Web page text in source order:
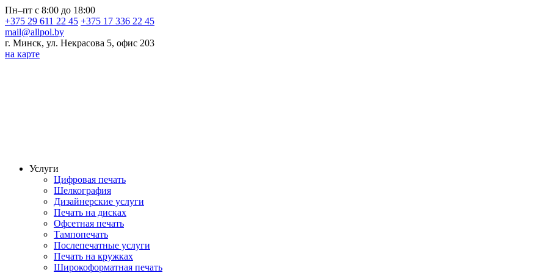
Пн–пт с 8:00 до 18:00
+375 29 611 22 45 +375 17 336 22 45
mail@allpol.by
г. Минск, ул. Некрасова 5, офис 203
на карте
Услуги
Цифровая печать
Шелкография
Дизайнерские услуги
Печать на дисках
Офсетная печать
Тампопечать
Послепечатные услуги
Печать на кружках
Широкоформатная печать